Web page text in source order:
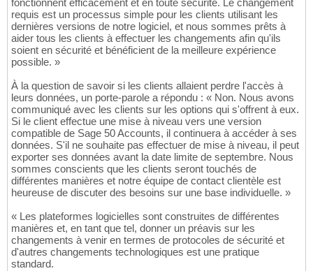
fonctionnent efficacement et en toute sécurité. Le changement
requis est un processus simple pour les clients utilisant les
dernières versions de notre logiciel, et nous sommes prêts à
aider tous les clients à effectuer les changements afin qu'ils
soient en sécurité et bénéficient de la meilleure expérience
possible. »
À la question de savoir si les clients allaient perdre l'accès à
leurs données, un porte-parole a répondu : « Non. Nous avons
communiqué avec les clients sur les options qui s'offrent à eux.
Si le client effectue une mise à niveau vers une version
compatible de Sage 50 Accounts, il continuera à accéder à ses
données. S'il ne souhaite pas effectuer de mise à niveau, il peut
exporter ses données avant la date limite de septembre. Nous
sommes conscients que les clients seront touchés de
différentes manières et notre équipe de contact clientèle est
heureuse de discuter des besoins sur une base individuelle. »
« Les plateformes logicielles sont construites de différentes
manières et, en tant que tel, donner un préavis sur les
changements à venir en termes de protocoles de sécurité et
d'autres changements technologiques est une pratique
standard.